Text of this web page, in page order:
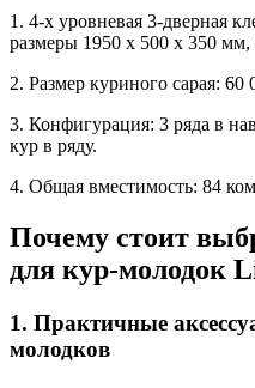
1. 4-х уровневая 3-дверная
размеры 1950 x 500 x 350 мм,
2. Размер куриного сарая:
3. Конфигурация: 3 ряда в
кур в ряду.
4. Общая вместимость: 84
Почему стоит
для кур-молодок
1. Практичные
молодков